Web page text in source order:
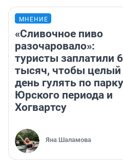
МНЕНИЕ
«Сливочное пиво
разочаровало»:
туристы заплатили
тысяч, чтобы целый
день гулять по парку
Юрского периода и
Хогвартсу
Яна Шаламова